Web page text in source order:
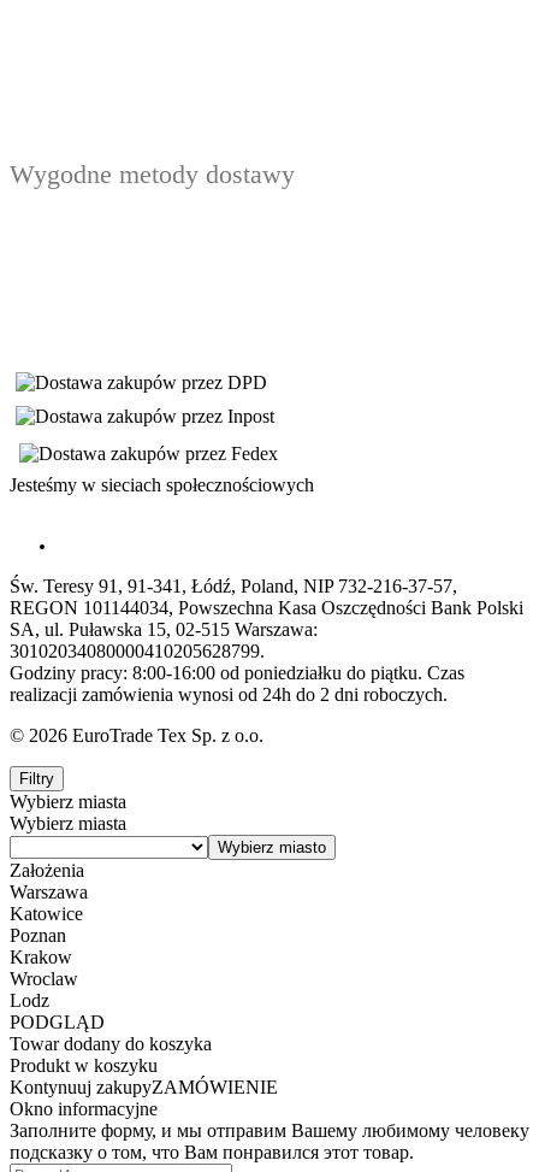
Wygodne metody dostawy
Jesteśmy w sieciach społecznościowych
Św. Teresy 91, 91-341, Łódź, Poland, NIP 732-216-37-57,
REGON 101144034, Powszechna Kasa Oszczędności Bank Polski
SA, ul. Puławska 15, 02-515 Warszawa:
30102034080000410205628799.
Godziny pracy: 8:00-16:00 od poniedziałku do piątku. Czas
realizacji zamówienia wynosi od 24h do 2 dni roboczych.
© 2026 EuroTrade Tex Sp. z o.o.
Filtry
Wybierz miasta
Wybierz miasta
Założenia
Warszawa
Katowice
Poznan
Krakow
Wroclaw
Lodz
PODGLĄD
Towar dodany do koszyka
Produkt w koszyku
Kontynuuj zakupyZAMÓWIENIE
Okno informacyjne
Заполните форму, и мы отправим Вашему любимому человеку
подсказку о том, что Вам понравился этот товар.